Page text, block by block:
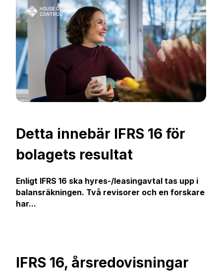
Detta innebär IFRS 16 för
bolagets resultat
Enligt IFRS 16 ska hyres-/leasingavtal tas upp i
balansräkningen. Två revisorer och en forskare
har...
IFRS 16, årsredovisningar